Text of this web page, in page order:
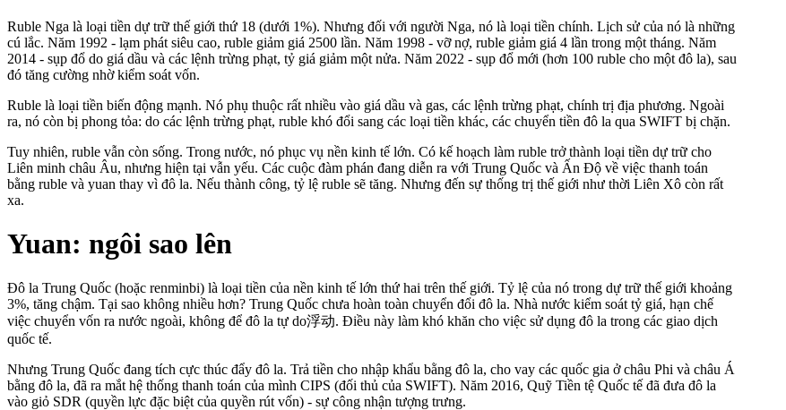
Ruble Nga là loại tiền dự trữ thế giới thứ 18 (dưới 1%). Nhưng đối với người Nga, nó là loại tiền chính. Lịch sử của nó là những
cú lắc. Năm 1992 - lạm phát siêu cao, ruble giảm giá 2500 lần. Năm 1998 - vỡ nợ, ruble giảm giá 4 lần trong một tháng. Năm
2014 - sụp đổ do giá dầu và các lệnh trừng phạt, tỷ giá giảm một nửa. Năm 2022 - sụp đổ mới (hơn 100 ruble cho một đô la), sau
đó tăng cường nhờ kiểm soát vốn.
Ruble là loại tiền biến động mạnh. Nó phụ thuộc rất nhiều vào giá dầu và gas, các lệnh trừng phạt, chính trị địa phương. Ngoài
ra, nó còn bị phong tỏa: do các lệnh trừng phạt, ruble khó đổi sang các loại tiền khác, các chuyển tiền đô la qua SWIFT bị chặn.
Tuy nhiên, ruble vẫn còn sống. Trong nước, nó phục vụ nền kinh tế lớn. Có kế hoạch làm ruble trở thành loại tiền dự trữ cho
Liên minh châu Âu, nhưng hiện tại vẫn yếu. Các cuộc đàm phán đang diễn ra với Trung Quốc và Ấn Độ về việc thanh toán
bằng ruble và yuan thay vì đô la. Nếu thành công, tỷ lệ ruble sẽ tăng. Nhưng đến sự thống trị thế giới như thời Liên Xô còn rất
xa.
Yuan: ngôi sao lên
Đô la Trung Quốc (hoặc renminbi) là loại tiền của nền kinh tế lớn thứ hai trên thế giới. Tỷ lệ của nó trong dự trữ thế giới khoảng
3%, tăng chậm. Tại sao không nhiều hơn? Trung Quốc chưa hoàn toàn chuyển đổi đô la. Nhà nước kiểm soát tỷ giá, hạn chế
việc chuyển vốn ra nước ngoài, không để đô la tự do浮动. Điều này làm khó khăn cho việc sử dụng đô la trong các giao dịch
quốc tế.
Nhưng Trung Quốc đang tích cực thúc đẩy đô la. Trả tiền cho nhập khẩu bằng đô la, cho vay các quốc gia ở châu Phi và châu Á
bằng đô la, đã ra mắt hệ thống thanh toán của mình CIPS (đối thủ của SWIFT). Năm 2016, Quỹ Tiền tệ Quốc tế đã đưa đô la
vào giỏ SDR (quyền lực đặc biệt của quyền rút vốn) - sự công nhận tượng trưng.